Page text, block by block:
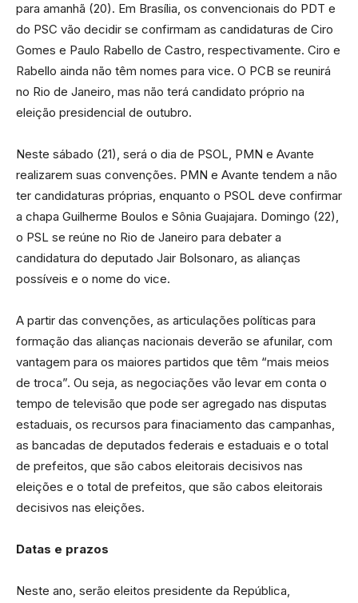
para amanhã (20). Em Brasília, os convencionais do PDT e
do PSC vão decidir se confirmam as candidaturas de Ciro
Gomes e Paulo Rabello de Castro, respectivamente. Ciro e
Rabello ainda não têm nomes para vice. O PCB se reunirá
no Rio de Janeiro, mas não terá candidato próprio na
eleição presidencial de outubro.
Neste sábado (21), será o dia de PSOL, PMN e Avante
realizarem suas convenções. PMN e Avante tendem a não
ter candidaturas próprias, enquanto o PSOL deve confirmar
a chapa Guilherme Boulos e Sônia Guajajara. Domingo (22),
o PSL se reúne no Rio de Janeiro para debater a
candidatura do deputado Jair Bolsonaro, as alianças
possíveis e o nome do vice.
A partir das convenções, as articulações políticas para
formação das alianças nacionais deverão se afunilar, com
vantagem para os maiores partidos que têm “mais meios
de troca”. Ou seja, as negociações vão levar em conta o
tempo de televisão que pode ser agregado nas disputas
estaduais, os recursos para finaciamento das campanhas,
as bancadas de deputados federais e estaduais e o total
de prefeitos, que são cabos eleitorais decisivos nas
eleições e o total de prefeitos, que são cabos eleitorais
decisivos nas eleições.
Datas e prazos
Neste ano, serão eleitos presidente da República,